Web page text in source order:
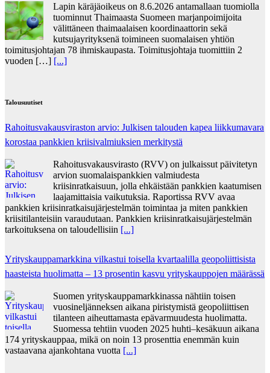
Lapin käräjäoikeus on 8.6.2026 antamallaan tuomiolla
tuominnut Thaimaasta Suomeen marjanpoimijoita
välittäneen thaimaalaisen koordinaattorin sekä
kutsujayrityksenä toimineen suomalaisen yhtiön
toimitusjohtajan 78 ihmiskaupasta. Toimitusjohtaja tuomittiin 2
vuoden […] [...]
Talousuutiset
Rahoitusvakausviraston arvio: Julkisen talouden kapea liikkumavara
korostaa pankkien kriisivalmiuksien merkitystä
Rahoitusvakausvirasto (RVV) on julkaissut päivitetyn
arvion suomalaispankkien valmiudesta
kriisinratkaisuun, jolla ehkäistään pankkien kaatumisen
laajamittaisia vaikutuksia. Raportissa RVV avaa
pankkien kriisinratkaisujärjestelmän toimintaa ja miten pankkien
kriisitilanteisiin varaudutaan. Pankkien kriisinratkaisujärjestelmän
tarkoituksena on taloudellisiin [...]
Yrityskauppamarkkina vilkastui toisella kvartaalilla geopoliittisista
haasteista huolimatta – 13 prosentin kasvu yrityskauppojen määrässä
Suomen yrityskauppamarkkinassa nähtiin toisen
vuosineljänneksen aikana piristymistä geopoliittisen
tilanteen aiheuttamasta epävarmuudesta huolimatta.
Suomessa tehtiin vuoden 2025 huhti–kesäkuun aikana
174 yrityskauppaa, mikä on noin 13 prosenttia enemmän kuin
vastaavana ajankohtana vuotta [...]